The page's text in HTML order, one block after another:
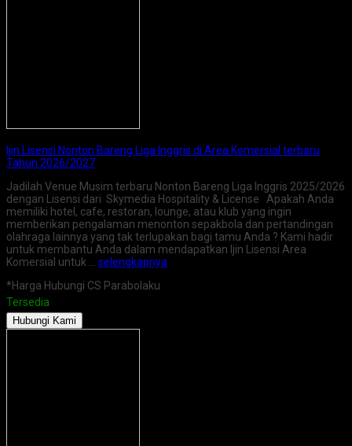
Ijin Lisensi Nonton Bareng Liga Inggris di Area Komersial terbaru
Tahun 2026/2027
Jadilah Venue Musim terbaru Nonton Bareng Liga Inggris 2025/2026
dengan Lisensi dari Skymedia Hospitality & License Apakah Anda
memiliki hotel, cafe, restoran, lounge, atau klub yang ingin
memberikan pengalaman menonton sepakbola dan pertandingan
olahraga lainnya yang tak terlupakan bagi tamu Anda ? Kami hadir
untuk membantu Anda dalam mendapatkan Ijin Lisensi Area
Komersial untuk … selengkapnya
*Harga Hubungi CS Parabolaku
Tersedia
Hubungi Kami